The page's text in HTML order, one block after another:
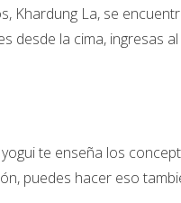
Khardung La, se
desde la cima, ingresas
te enseña los
puedes hacer eso